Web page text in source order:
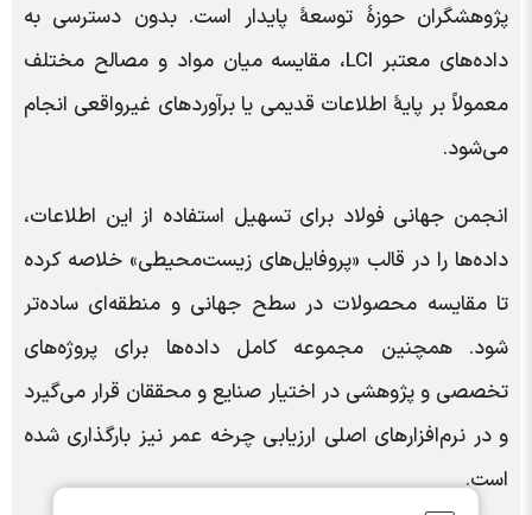
پژوهشگران حوزۀ توسعۀ پایدار است. بدون دسترسی به
داده‌های معتبر LCI، مقایسه میان مواد و مصالح مختلف
معمولاً بر پایۀ اطلاعات قدیمی یا برآوردهای غیرواقعی انجام
می‌شود.
انجمن جهانی فولاد برای تسهیل استفاده از این اطلاعات،
داده‌ها را در قالب «پروفایل‌های زیست‌محیطی» خلاصه کرده
تا مقایسه محصولات در سطح جهانی و منطقه‌ای ساده‌تر
شود. همچنین مجموعه کامل داده‌ها برای پروژه‌های
تخصصی و پژوهشی در اختیار صنایع و محققان قرار می‌گیرد
و در نرم‌افزارهای اصلی ارزیابی چرخه عمر نیز بارگذاری شده
است.